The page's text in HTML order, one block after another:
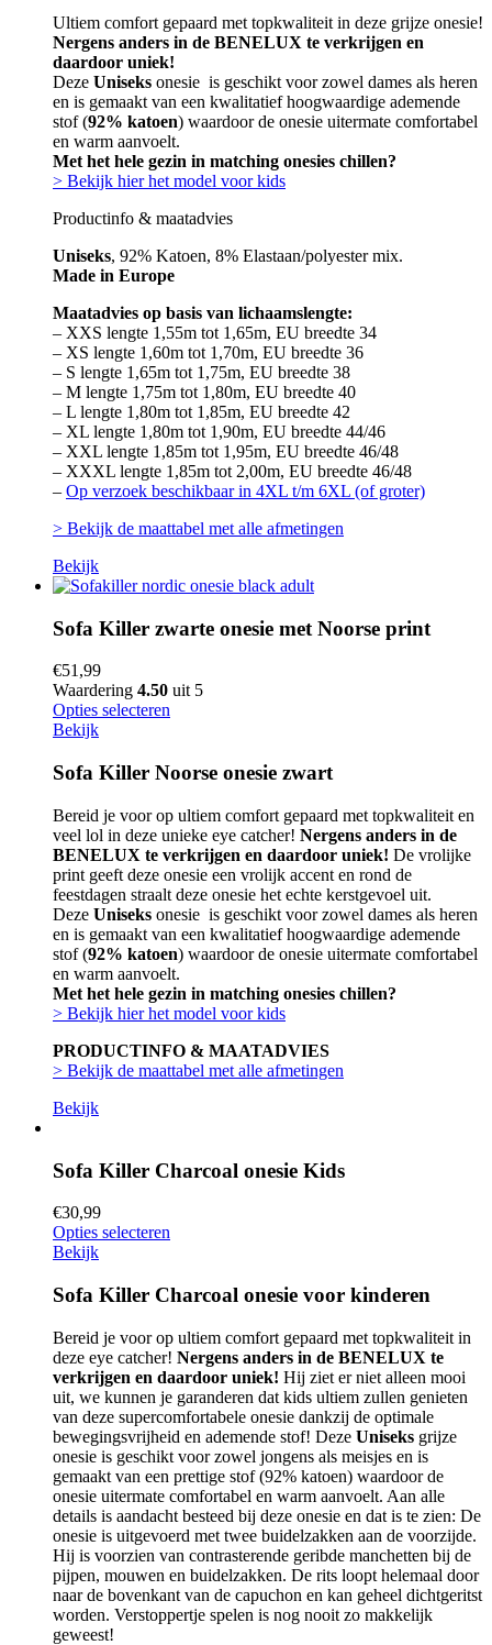
Ultiem comfort gepaard met topkwaliteit in deze grijze onesie!
Nergens anders in de BENELUX te verkrijgen en
daardoor uniek!
Deze Uniseks onesie is geschikt voor zowel dames als heren
en is gemaakt van een kwalitatief hoogwaardige ademende
stof (92% katoen) waardoor de onesie uitermate comfortabel
en warm aanvoelt.
Met het hele gezin in matching onesies chillen?
> Bekijk hier het model voor kids
Productinfo & maatadvies
Uniseks, 92% Katoen, 8% Elastaan/polyester mix.
Made in Europe
Maatadvies op basis van lichaamslengte:
– XXS lengte 1,55m tot 1,65m, EU breedte 34
– XS lengte 1,60m tot 1,70m, EU breedte 36
– S lengte 1,65m tot 1,75m, EU breedte 38
– M lengte 1,75m tot 1,80m, EU breedte 40
– L lengte 1,80m tot 1,85m, EU breedte 42
– XL lengte 1,80m tot 1,90m, EU breedte 44/46
– XXL lengte 1,85m tot 1,95m, EU breedte 46/48
– XXXL lengte 1,85m tot 2,00m, EU breedte 46/48
– Op verzoek beschikbaar in 4XL t/m 6XL (of groter)
> Bekijk de maattabel met alle afmetingen
Bekijk
Sofa Killer zwarte onesie met Noorse print
€51,99
Waardering 4.50 uit 5
Opties selecteren
Bekijk
Sofa Killer Noorse onesie zwart
Bereid je voor op ultiem comfort gepaard met topkwaliteit en
veel lol in deze unieke eye catcher! Nergens anders in de
BENELUX te verkrijgen en daardoor uniek! De vrolijke
print geeft deze onesie een vrolijk accent en rond de
feestdagen straalt deze onesie het echte kerstgevoel uit.
Deze Uniseks onesie is geschikt voor zowel dames als heren
en is gemaakt van een kwalitatief hoogwaardige ademende
stof (92% katoen) waardoor de onesie uitermate comfortabel
en warm aanvoelt.
Met het hele gezin in matching onesies chillen?
> Bekijk hier het model voor kids
PRODUCTINFO & MAATADVIES
> Bekijk de maattabel met alle afmetingen
Bekijk
Sofa Killer Charcoal onesie Kids
€30,99
Opties selecteren
Bekijk
Sofa Killer Charcoal onesie voor kinderen
Bereid je voor op ultiem comfort gepaard met topkwaliteit in
deze eye catcher! Nergens anders in de BENELUX te
verkrijgen en daardoor uniek! Hij ziet er niet alleen mooi
uit, we kunnen je garanderen dat kids ultiem zullen genieten
van deze supercomfortabele onesie dankzij de optimale
bewegingsvrijheid en ademende stof! Deze Uniseks grijze
onesie is geschikt voor zowel jongens als meisjes en is
gemaakt van een prettige stof (92% katoen) waardoor de
onesie uitermate comfortabel en warm aanvoelt. Aan alle
details is aandacht besteed bij deze onesie en dat is te zien: De
onesie is uitgevoerd met twee buidelzakken aan de voorzijde.
Hij is voorzien van contrasterende geribde manchetten bij de
pijpen, mouwen en buidelzakken. De rits loopt helemaal door
naar de bovenkant van de capuchon en kan geheel dichtgeritst
worden. Verstoppertje spelen is nog nooit zo makkelijk
geweest!